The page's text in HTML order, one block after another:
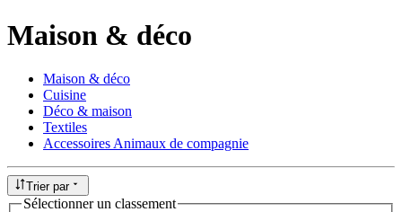
Maison & déco
Maison & déco
Cuisine
Déco & maison
Textiles
Accessoires Animaux de compagnie
Trier par
Sélectionner un classement